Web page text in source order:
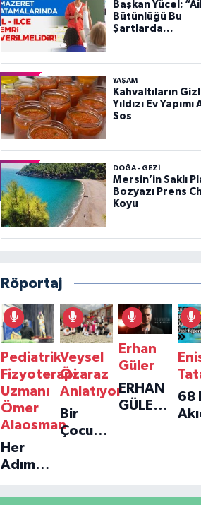
Başkan Yücel:
Bütünlüğü Bu
Şartlarda
YAŞAM
Kahvaltıların
Yıldızı Ev Yapımı
Sos
DOĞA - GEZI
Mersin’in Saklı
Bozyazı Prens
Koyu
Röportaj
Pediatrik
Fizyoterapi
Uzmanı
Ömer
Alaosman
Her
Adım
Umut:
Veysel
Özaraz
Anlatıyor
Bir
Çocuğun
Yolculuğu
Erhan
Güler
ERHAN
GÜLER'IN
68